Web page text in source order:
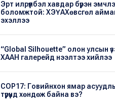
Эрт илрүүлбэл хавдар бүрэн
боломжтой: ХЭҮА​Хөвсгөл
эхэллээ
“Global Silhouette” олон улсын
ХААН галерейд нээлтээ хийлээ
COP17: Говийнхон ямар
түрүүнд хөндөж байна вэ?